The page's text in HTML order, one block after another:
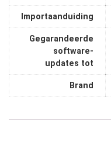
Importaanduiding
Gegarandeerde
software-
updates tot
Brand